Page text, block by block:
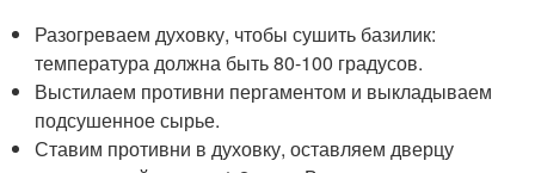
Разогреваем духовку, чтобы сушить базилик:
температура должна быть 80-100 градусов.
Выстилаем противни пергаментом и выкладываем
подсушенное сырье.
Ставим противни в духовку, оставляем дверцу